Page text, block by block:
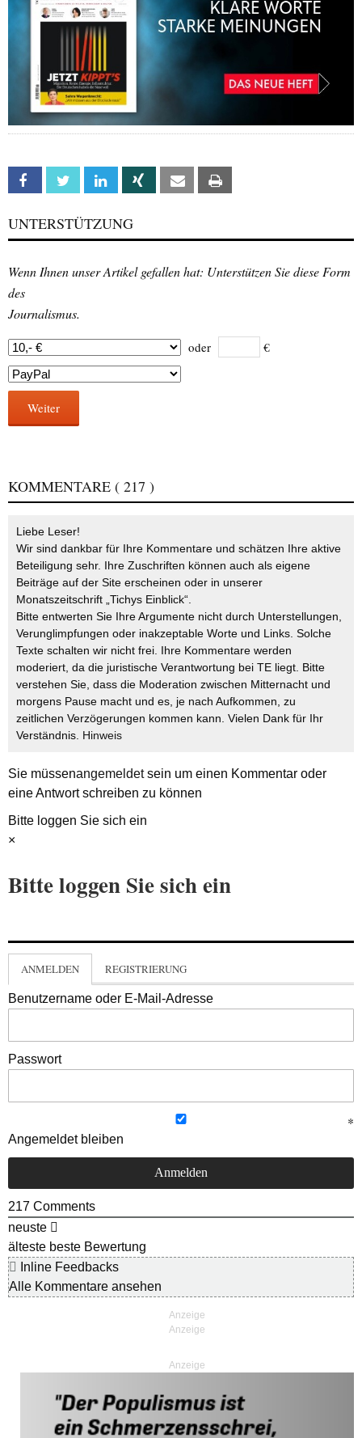
Facebook Twitter Linkedin Xing Email
UNTERSTÜTZUNG
Wenn Ihnen unser Artikel gefallen hat: Unterstützen Sie diese Form
des
Journalismus.
oder €
Weiter
KOMMENTARE ( 217 )
Liebe Leser!
Wir sind dankbar für Ihre Kommentare und schätzen Ihre aktive
Beteiligung sehr. Ihre Zuschriften können auch als eigene
Beiträge auf der Site erscheinen oder in unserer
Monatszeitschrift „Tichys Einblick“.
Bitte entwerten Sie Ihre Argumente nicht durch Unterstellungen,
Verunglimpfungen oder inakzeptable Worte und Links. Solche
Texte schalten wir nicht frei. Ihre Kommentare werden
moderiert, da die juristische Verantwortung bei TE liegt. Bitte
verstehen Sie, dass die Moderation zwischen Mitternacht und
morgens Pause macht und es, je nach Aufkommen, zu
zeitlichen Verzögerungen kommen kann. Vielen Dank für Ihr
Verständnis. Hinweis
Sie müssenangemeldetsein um einen Kommentar oder
eine Antwort schreiben zu können
Bitte loggen Sie sich ein
×
Bitte loggen Sie sich ein
ANMELDEN REGISTRIERUNG
Benutzername oder E-Mail-Adresse
Passwort
Angemeldet bleiben
217 Comments
neuste
älteste beste Bewertung
Inline Feedbacks
Alle Kommentare ansehen
Anzeige